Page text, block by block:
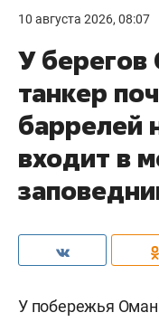
10 августа 2026, 08:07
У берегов
танкер
баррелей
входит в
У побережья